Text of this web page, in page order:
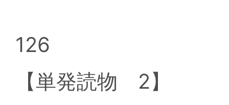
126
【単発読物 2】